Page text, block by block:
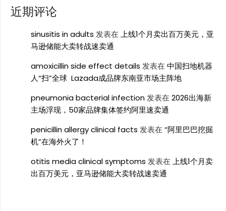
近期评论
sinusitis in adults 发表在 上线1个月卖出百万美元，亚
马逊储能大卖转战速卖通
amoxicillin side effect details 发表在 中国扫地机器
人“扫”全球 Lazada成品牌东南亚市场主阵地
pneumonia bacterial infection发表在 2026出海新
主场浮现，50家品牌集体签约阿里速卖通
penicillin allergy clinical facts 发表在 “阿里巴巴挖掘
机”在海外火了！
otitis media clinical symptoms 发表在 上线1个月卖
出百万美元，亚马逊储能大卖转战速卖通